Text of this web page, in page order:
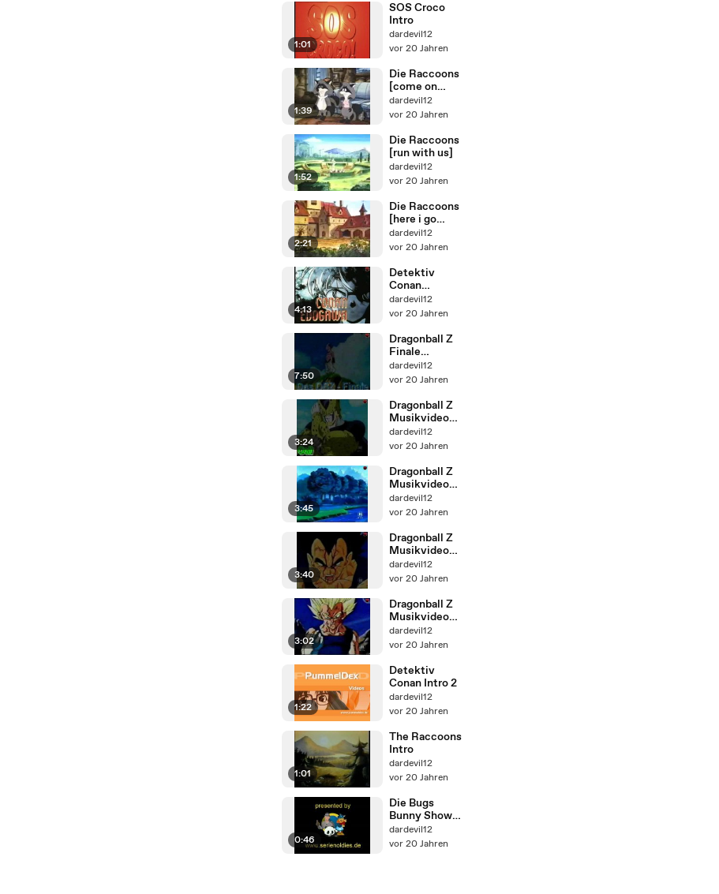
1:01
SOS Croco
Intro
dardevil12
vor 20 Jahren
1:39
Die Raccoons
[come on
home]
dardevil12
vor 20 Jahren
1:52
Die Raccoons
[run with us]
dardevil12
vor 20 Jahren
2:21
Die Raccoons
[here i go
again]
dardevil12
vor 20 Jahren
4:13
Detektiv
Conan
Musikvideo
dardevil12
vor 20 Jahren
7:50
Dragonball Z
Finale
Musikvideo
dardevil12
vor 20 Jahren
3:24
Dragonball Z
Musikvideo
Vegeta vs.
Cell
dardevil12
vor 20 Jahren
3:45
Dragonball Z
Musikvideo
Die Grillparty
dardevil12
vor 20 Jahren
3:40
Dragonball Z
Musikvideo
Vegeta
Special 1
dardevil12
vor 20 Jahren
3:02
Dragonball Z
Musikvideo
Vegeta
Special 2
dardevil12
vor 20 Jahren
1:22
Detektiv
Conan Intro 2
dardevil12
vor 20 Jahren
1:01
The Raccoons
Intro
dardevil12
vor 20 Jahren
0:46
Die Bugs
Bunny Show
Intro
dardevil12
vor 20 Jahren